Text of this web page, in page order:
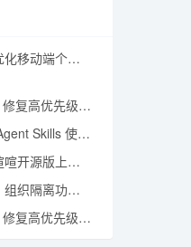
喧喧10.4版本发布，优化移动端个人界面，支持阿里云推送服务，后台支持重置管理员密码，修复已知问题
喧喧10.3.1版本发布，修复高优先级问题，提升稳定性
喧喧应用集成：官方 Agent Skills 使用说明
十年磨一剑，全新的喧喧开源版上线，构建AI时代智能协作生态
喧喧专业版10.3发布，组织隔离功能增加更多配置
喧喧10.2.1版本发布，修复高优先级问题，提升稳定性